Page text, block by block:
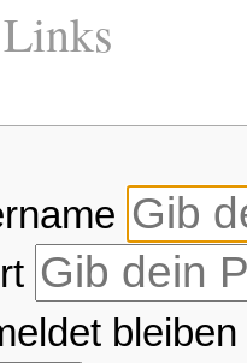
bleiben